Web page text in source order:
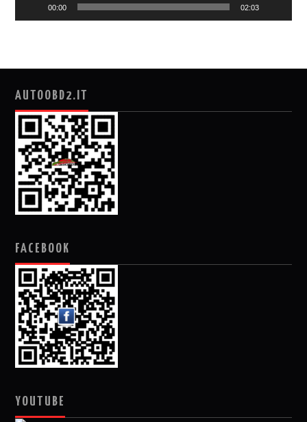
00:00 02:03
AUTOOBD2.IT
FACEBOOK
YOUTUBE